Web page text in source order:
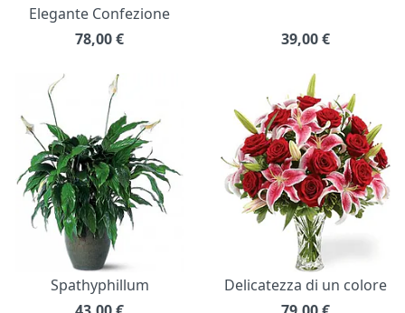
Elegante Confezione
78,00€ 39,00€
Spathyphillum
Delicatezza di un colore